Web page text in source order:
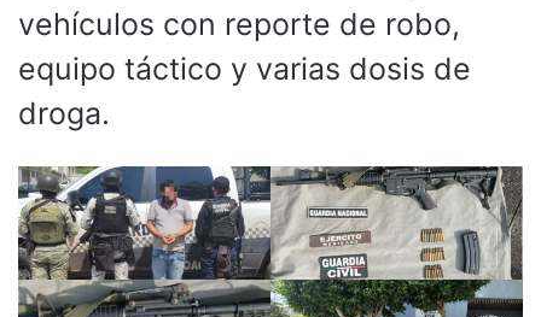
vehículos con reporte de robo,
equipo táctico y varias dosis de
droga.